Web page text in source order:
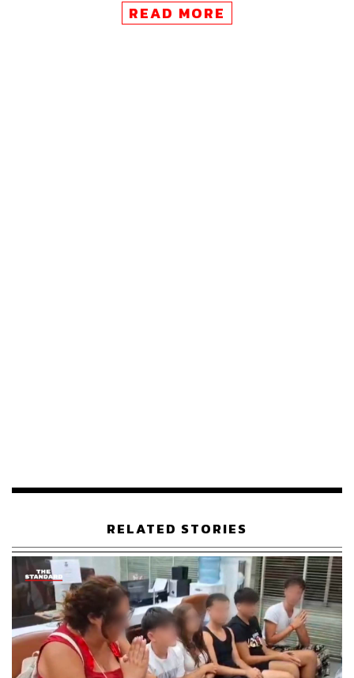
นักท่องเที่ยวโดยเฉพาะ
นิยมการเดินทางเป็นกลุ่มเล็กๆ ประมาณ 2-4 คน รองลง
เดินทางคนเดียว (9%)
5 เมืองที่ได้รับความนิยมสูงสุดจากชาวจีน คือ
กรุงเทพฯ, ภูเก็ต, เชียงใหม่, พัทยา และเกาะสมุย
ระยะเวลาและงบประมาณในการท่องเที่ยว: นักท่อง
เที่ยวจีนวางแผนใช้ระยะเวลาเฉลี่ยในการเข้าพัก
ประมาณ 7 วัน และตั้งงบค่าใช้จ่ายต่อทริปอยู่ที่
ประมาณ 21,309 หยวน (หรือคิดเป็น 103,060 บาท)
READ MORE
RELATED STORIES